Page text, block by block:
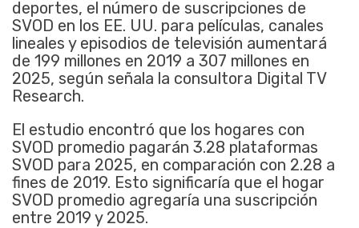
deportes, el número de suscripciones de
SVOD en los EE. UU. para películas, canales
lineales y episodios de televisión aumentará
de 199 millones en 2019 a 307 millones en
2025, según señala la consultora Digital TV
Research.
El estudio encontró que los hogares con
SVOD promedio pagarán 3.28 plataformas
SVOD para 2025, en comparación con 2.28 a
fines de 2019. Esto significaría que el hogar
SVOD promedio agregaría una suscripción
entre 2019 y 2025.